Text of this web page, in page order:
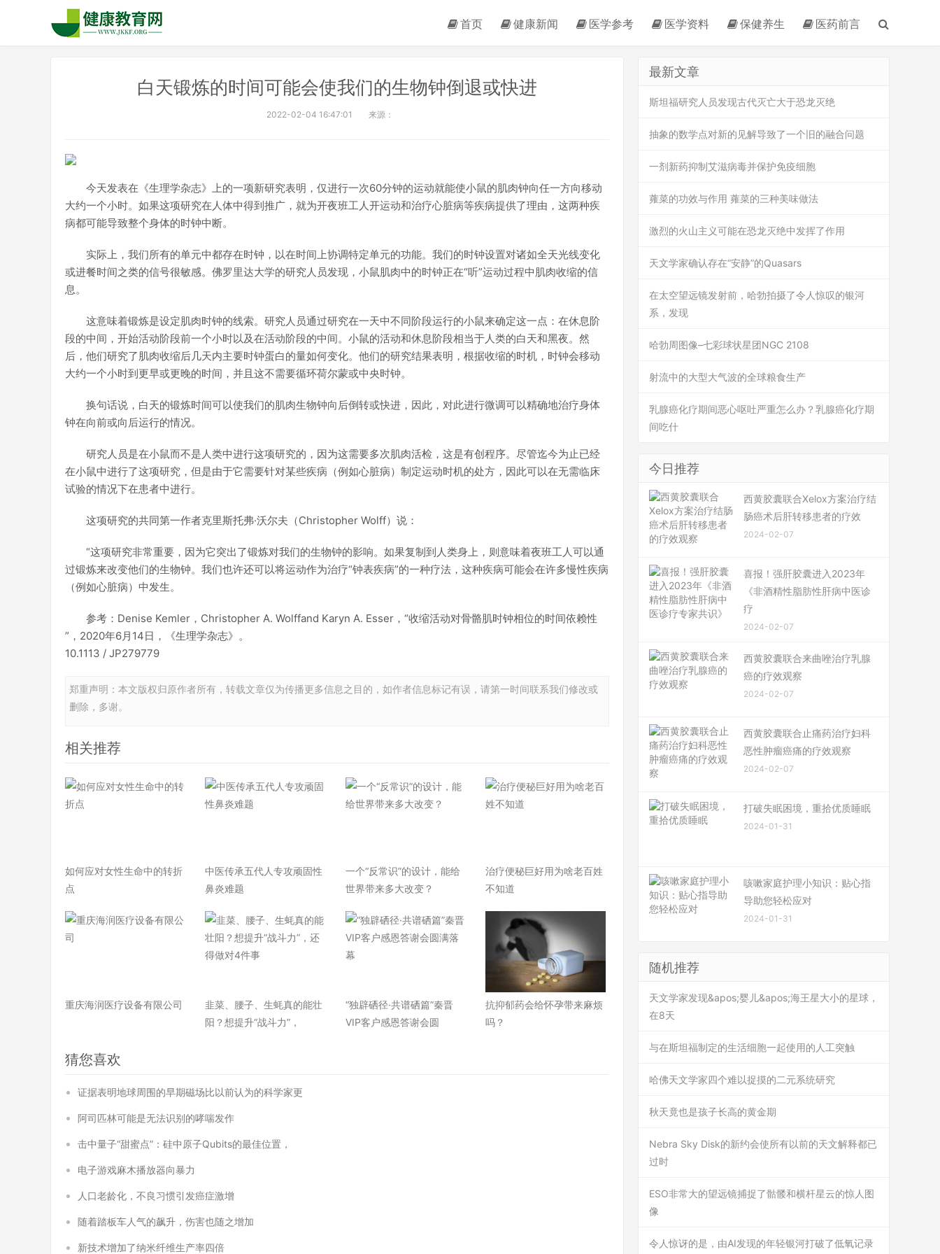
首页 健康新闻 医学参考 医学资料 保健养生 医药前言
白天锻炼的时间可能会使我们的生物钟倒退或快进
2022-02-04 16:47:01 来源：
今天发表在《生理学杂志》上的一项新研究表明，仅进行一次60分钟的运动就能使小鼠的肌肉钟向任一方向移动
大约一个小时。如果这项研究在人体中得到推广，就为开夜班工人开运动和治疗心脏病等疾病提供了理由，这两种疾
病都可能导致整个身体的时钟中断。
实际上，我们所有的单元中都存在时钟，以在时间上协调特定单元的功能。我们的时钟设置对诸如全天光线变化
或进餐时间之类的信号很敏感。佛罗里达大学的研究人员发现，小鼠肌肉中的时钟正在“听”运动过程中肌肉收缩的信
息。
这意味着锻炼是设定肌肉时钟的线索。研究人员通过研究在一天中不同阶段运行的小鼠来确定这一点：在休息阶
段的中间，开始活动阶段前一个小时以及在活动阶段的中间。小鼠的活动和休息阶段相当于人类的白天和黑夜。然
后，他们研究了肌肉收缩后几天内主要时钟蛋白的量如何变化。他们的研究结果表明，根据收缩的时机，时钟会移动
大约一个小时到更早或更晚的时间，并且这不需要循环荷尔蒙或中央时钟。
换句话说，白天的锻炼时间可以使我们的肌肉生物钟向后倒转或快进，因此，对此进行微调可以精确地治疗身体
钟在向前或向后运行的情况。
研究人员是在小鼠而不是人类中进行这项研究的，因为这需要多次肌肉活检，这是有创程序。尽管迄今为止已经
在小鼠中进行了这项研究，但是由于它需要针对某些疾病（例如心脏病）制定运动时机的处方，因此可以在无需临床
试验的情况下在患者中进行。
这项研究的共同第一作者克里斯托弗·沃尔夫（Christopher Wolff）说：
“这项研究非常重要，因为它突出了锻炼对我们的生物钟的影响。如果复制到人类身上，则意味着夜班工人可以通
过锻炼来改变他们的生物钟。我们也许还可以将运动作为治疗“钟表疾病”的一种疗法，这种疾病可能会在许多慢性疾病
（例如心脏病）中发生。
参考：Denise Kemler，Christopher A. Wolffand Karyn A. Esser，“收缩活动对骨骼肌时钟相位的时间依赖性
”，2020年6月14日，《生理学杂志》。
10.1113 / JP279779
郑重声明：本文版权归原作者所有，转载文章仅为传播更多信息之目的，如作者信息标记有误，请第一时间联系我们修改或
删除，多谢。
相关推荐
如何应对女性生命中的转折
点
中医传承五代人专攻顽固性
鼻炎难题
一个“反常识”的设计，能给
世界带来多大改变？
治疗便秘巨好用为啥老百姓
不知道
重庆海润医疗设备有限公司
韭菜、腰子、生蚝真的能壮
阳？想提升“战斗力”，
“独辟硒径·共谱硒篇”秦晋
VIP客户感恩答谢会圆
抗抑郁药会给怀孕带来麻烦
吗？
猜您喜欢
证据表明地球周围的早期磁场比以前认为的科学家更
阿司匹林可能是无法识别的哮喘发作
击中量子“甜蜜点”：硅中原子Qubits的最佳位置，
电子游戏麻木播放器向暴力
人口老龄化，不良习惯引发癌症激增
随着踏板车人气的飙升，伤害也随之增加
新技术增加了纳米纤维生产率四倍
最新文章
斯坦福研究人员发现古代灭亡大于恐龙灭绝
抽象的数学点对新的见解导致了一个旧的融合问题
一剂新药抑制艾滋病毒并保护免疫细胞
蕹菜的功效与作用 蕹菜的三种美味做法
激烈的火山主义可能在恐龙灭绝中发挥了作用
天文学家确认存在“安静”的Quasars
在太空望远镜发射前，哈勃拍摄了令人惊叹的银河
系，发现
哈勃周图像–七彩球状星团NGC 2108
射流中的大型大气波的全球粮食生产
乳腺癌化疗期间恶心呕吐严重怎么办？乳腺癌化疗期
间吃什
今日推荐
西黄胶囊联合Xelox方案治疗结
肠癌术后肝转移患者的疗效
2024-02-07
喜报！强肝胶囊进入2023年
《非酒精性脂肪性肝病中医诊
疗
2024-02-07
西黄胶囊联合来曲唑治疗乳腺
癌的疗效观察
2024-02-07
西黄胶囊联合止痛药治疗妇科
恶性肿瘤癌痛的疗效观察
2024-02-07
打破失眠困境，重拾优质睡眠
2024-01-31
咳嗽家庭护理小知识：贴心指
导助您轻松应对
2024-01-31
随机推荐
天文学家发现&apos;婴儿&apos;海王星大小的星球，
在8天
与在斯坦福制定的生活细胞一起使用的人工突触
哈佛天文学家四个难以捉摸的二元系统研究
秋天竟也是孩子长高的黄金期
Nebra Sky Disk的新约会使所有以前的天文解释都已
过时
ESO非常大的望远镜捕捉了骷髅和横杆星云的惊人图
像
令人惊讶的是，由AI发现的年轻银河打破了低氧记录